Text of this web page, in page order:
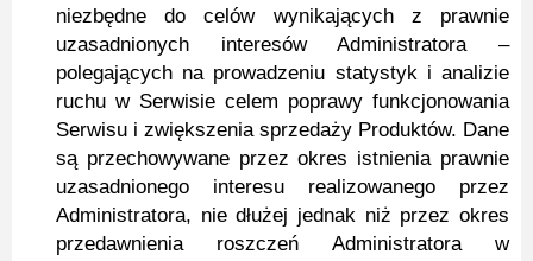
niezbędne do celów wynikających z prawnie
uzasadnionych interesów Administratora –
polegających na prowadzeniu statystyk i analizie
ruchu w Serwisie celem poprawy funkcjonowania
Serwisu i zwiększenia sprzedaży Produktów. Dane
są przechowywane przez okres istnienia prawnie
uzasadnionego interesu realizowanego przez
Administratora, nie dłużej jednak niż przez okres
przedawnienia roszczeń Administratora w